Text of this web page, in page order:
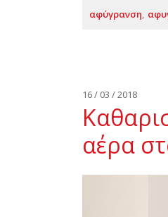
αφύγρανση
16 / 03 / 2018
αέρα